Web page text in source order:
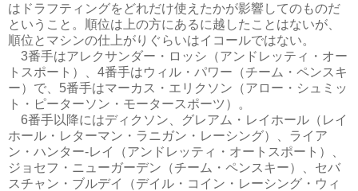
はドラフティングをどれだけ使えたかが影響してのものだ
ということ。順位は上の方にあるに越したことはないが、
順位とマシンの仕上がりぐらいはイコールではない。
3番手はアレクサンダー・ロッシ（アンドレッティ・オー
トスポート）、4番手はウィル・パワー（チーム・ペンスキ
ー）で、5番手はマーカス・エリクソン（アロー・シュミッ
ト・ピーターソン・モータースポーツ）。
6番手以降にはディクソン、グレアム・レイホール（レイ
ホール・レターマン・ラニガン・レーシング）、ライア
ン・ハンター-レイ（アンドレッティ・オートスポート）、
ジョセフ・ニューガーデン（チーム・ペンスキー）、セバ
スチャン・ブルデイ（デイル・コイン・レーシング・ウィ